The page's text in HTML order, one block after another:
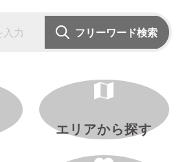
フリーワード検索
エリアから探す